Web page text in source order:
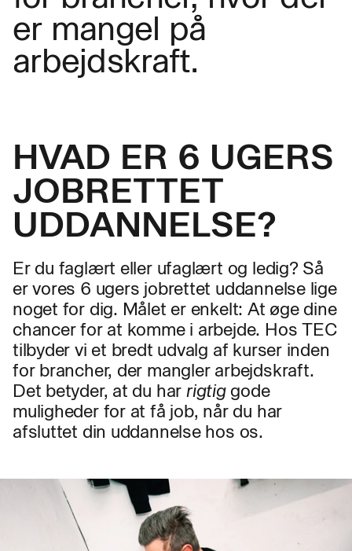
er mangel på
arbejdskraft.
HVAD ER 6 UGERS
JOBRETTET
UDDANNELSE?
Er du faglært eller ufaglært og ledig? Så
er vores 6 ugers jobrettet uddannelse lige
noget for dig. Målet er enkelt: At øge dine
chancer for at komme i arbejde. Hos TEC
tilbyder vi et bredt udvalg af kurser inden
for brancher, der mangler arbejdskraft.
Det betyder, at du har rigtiggode
muligheder for at få job, når du har
afsluttet din uddannelse hos os.